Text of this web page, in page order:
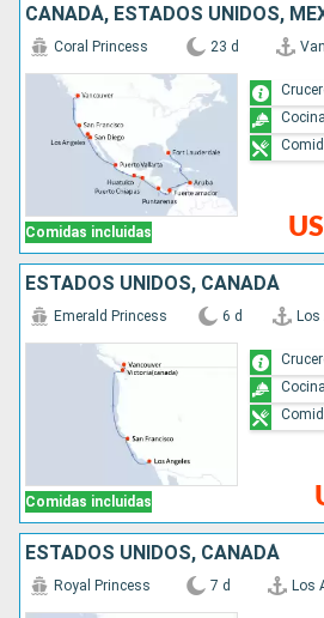
Comidas incluidas
Coral Princess 23 d
ESTADOS UNIDOS, CANADÁ
Comidas incluidas
Emerald Princess 6 d
ESTADOS UNIDOS, CANADÁ
Royal Princess 7 d Los